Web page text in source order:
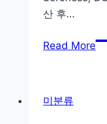
산 후…
Read More하
미분류